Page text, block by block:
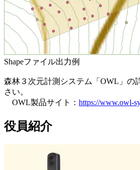
Shapeファイル出力例
森林３次元計測システム「OWL」の
さい。
OWL製品サイト： https://www.owl-
役員紹介